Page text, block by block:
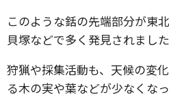
このような銛の先端部分が東
貝塚などで多く発見されました
狩猟や採集活動も、天候の変
る木の実や葉などが少なくな